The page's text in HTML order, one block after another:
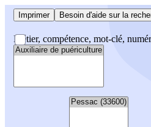
Imprimer Besoin d'aide sur la
Métier, compétence, mot-clé,